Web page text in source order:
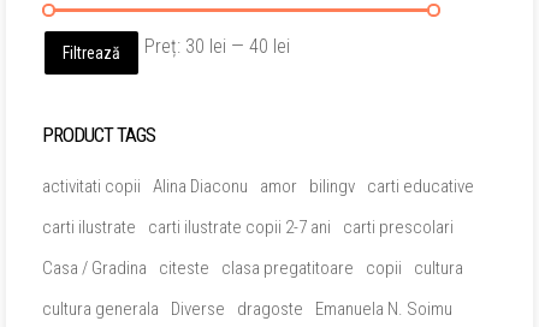
Preț
Preț
Filtrează Preț: 30 lei — 40 lei
PRODUCT TAGS
activitati copii Alina Diaconu amor bilingv
carti educative
carti ilustrate
carti ilustrate copii 2-7 ani
carti prescolari
Casa / Gradina
citeste clasa pregatitoare copii
cultura
cultura generala
Diverse dragoste
Emanuela N. Soimu